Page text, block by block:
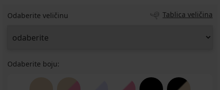
Odaberite veličinu Tablica veličina
Odaberite boju: